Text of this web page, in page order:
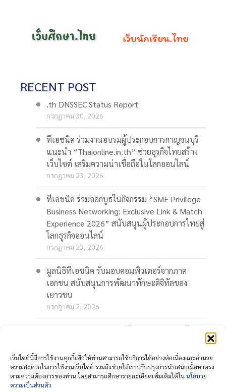
เว็บไซต์นี้มีการใช้งานคุกกี้เพื่อให้ท่านสามารถใช้บริการได้อย่างต่อเนื่องและอำนวย
ความสะดวกในการใช้งานเว็บไซต์ รวมถึงช่วยให้เราปรับปรุงการนำเสนอเนื้อหาตรง
ตามความต้องการของท่าน โดยสามารถศึกษารายละเอียดเพิ่มเติมได้ในนโยบาย
ความเป็นส่วนตัว
RECENT POST
.th DNSSEC Status Report
กรกฎาคม 30, 2026
ทีเอชนิค ร่วมงานอบรมผู้ประกอบการกาญจนบุรี
แนะนำ “Thaionline.in.th” ช่วยธุรกิจไทยสร้าง
เว็บไซต์ เสริมความน่าเชื่อถือในโลกออนไลน์
กรกฎาคม 23, 2026
ทีเอชนิค ร่วมออกบูธในกิจกรรม “SME Privilege
Business Networking: Exclusive Link & Match
Experience 2026” สนับสนุนผู้ประกอบการไทยสู่
โลกธุรกิจออนไลน์
กรกฎาคม 23, 2026
มูลนิธิทีเอชนิค รับมอบคอมพิวเตอร์จากภาค
เอกชน สนับสนุนการพัฒนาทักษะดิจิทัลของ
เยาวชน
กรกฎาคม 2, 2026
Business: AI พลิกเกมธุรกิจ สร้างโอกาสใหม่ใน
โลกดิจิทัล” 23 กรกฎาคมนี้
กรกฎาคม 1, 2026